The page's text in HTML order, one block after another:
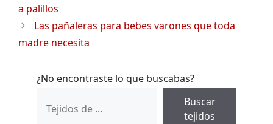
a palillos
Las pañaleras para bebes varones que toda
madre necesita
¿No encontraste lo que buscabas?
Buscar
tejidos